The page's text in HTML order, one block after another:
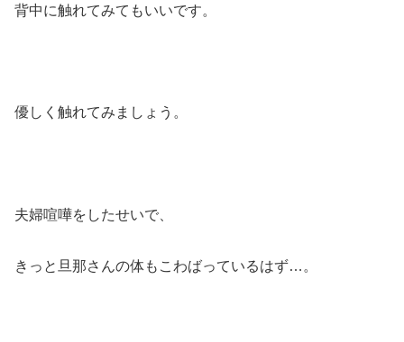
背中に触れてみてもいいです。
優しく触れてみましょう。
夫婦喧嘩をしたせいで、
きっと旦那さんの体もこわばっているはず…。